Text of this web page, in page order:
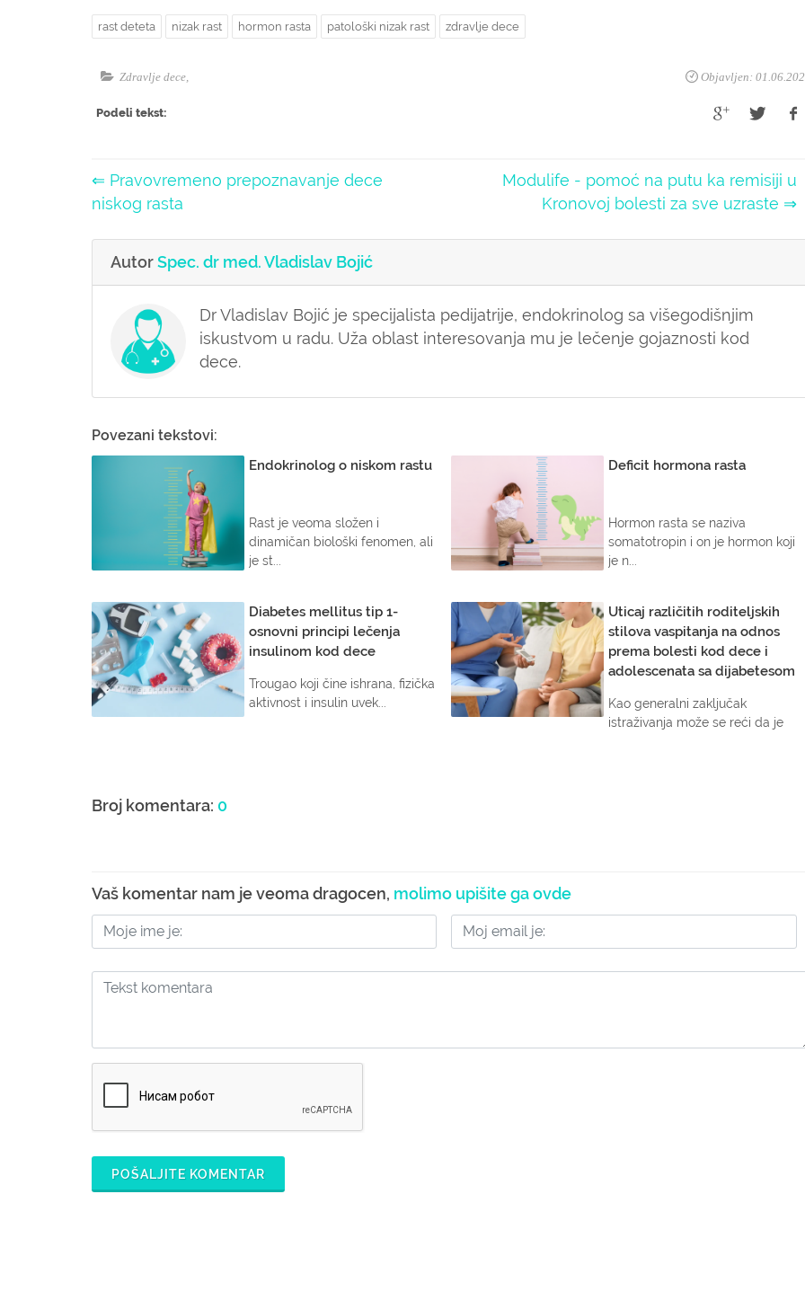
rast deteta nizak rast hormon rasta patološki nizak rast zdravlje dece
Objavljen:
Zdravlje dece
Podeli tekst:
⇐ Pravovremeno prepoznavanje dece
niskog rasta
Modulife - pomoć na putu ka remisiji u
Kronovoj bolesti za sve uzraste ⇒
AutorSpec. dr med. Vladislav Bojić
Dr Vladislav Bojić je specijalista pedijatrije, endokrinolog sa višegodišnjim
iskustvom u radu. Uža oblast interesovanja mu je lečenje gojaznosti kod
dece.
Povezani tekstovi:
Endokrinolog o niskom rastu
Rast je veoma složen i
dinamičan biološki fenomen, ali
je st...
Deficit hormona rasta
Hormon rasta se naziva
somatotropin i on je hormon koji
je n...
Diabetes mellitus tip 1-
osnovni principi lečenja
insulinom kod dece
Trougao koji čine ishrana, fizička
aktivnost i insulin uvek...
Uticaj različitih roditeljskih
stilova vaspitanja na odnos
prema bolesti kod dece i
adolescenata sa dijabetesom
Kao generalni zaključak
istraživanja može se reći da je
Broj komentara: 0
Vaš komentar nam je veoma dragocen, molimo upišite ga ovde
POŠALJITE KOMENTAR